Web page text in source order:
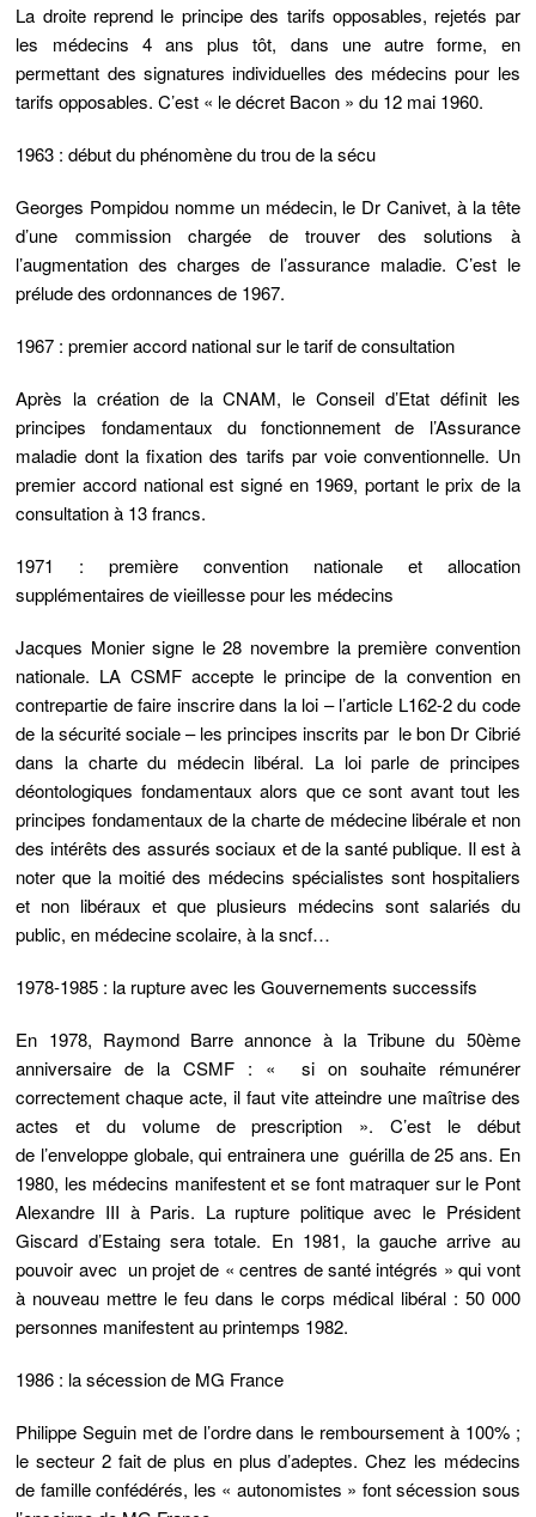
La droite reprend le principe des tarifs opposables, rejetés par
les médecins 4 ans plus tôt, dans une autre forme, en
permettant des signatures individuelles des médecins pour les
tarifs opposables.C’est « le décret Bacon » du 12 mai 1960.
1963 : début du phénomène du trou de la sécu
Georges Pompidou nomme un médecin, le Dr Canivet, à la tête
d’une commission chargée de trouver des solutions à
l’augmentation des charges de l’assurance maladie. C’est le
prélude des ordonnances de 1967.
1967 : premier accord national sur le tarif de consultation
Après la création de la CNAM, le Conseil d’Etat définit les
principes fondamentaux du fonctionnement de l’Assurance
maladie dont la fixation des tarifs par voie conventionnelle. Un
premier accord national est signé en 1969, portant le prix de la
consultation à 13 francs.
1971 : première convention nationale et allocation
supplémentaires de vieillesse pour les médecins
Jacques Monier signe le 28 novembre la première convention
nationale. LA CSMF accepte le principe de la convention en
contrepartie de faire inscrire dans la loi – l’article L162-2 du code
de la sécurité sociale – les principes inscrits par le bon Dr Cibrié
dans la charte du médecin libéral. La loi parle de principes
déontologiques fondamentaux alors que ce sont avant tout les
principes fondamentaux de la charte de médecine libérale et non
des intérêts des assurés sociaux et de la santé publique. Il est à
noter que la moitié des médecins spécialistes sont hospitaliers
et non libéraux et que plusieurs médecins sont salariés du
public, en médecine scolaire, à la sncf…
1978-1985 : la rupture avec les Gouvernements successifs
En 1978, Raymond Barre annonce à la Tribune du 50ème
anniversaire de la CSMF : « si on souhaite rémunérer
correctement chaque acte, il faut vite atteindre une maîtrise des
actes et du volume de prescription ». C’est le début
de l’enveloppe globale, qui entrainera une guérilla de 25 ans. En
1980, les médecins manifestent et se font matraquer sur le Pont
Alexandre III à Paris. La rupture politique avec le Président
Giscard d’Estaing sera totale. En 1981, la gauche arrive au
pouvoir avec un projet de « centres de santé intégrés » qui vont
à nouveau mettre le feu dans le corps médical libéral : 50 000
personnes manifestent au printemps 1982.
1986 : la sécession de MG France
Philippe Seguin met de l’ordre dans le remboursement à 100% ;
le secteur 2 fait de plus en plus d’adeptes. Chez les médecins
de famille confédérés, les « autonomistes » font sécession sous